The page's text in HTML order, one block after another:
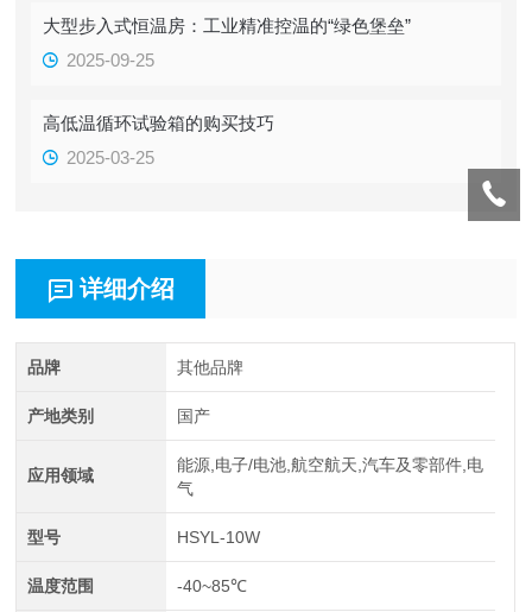
大型步入式恒温房：工业精准控温的“绿色堡垒”
2025-09-25
高低温循环试验箱的购买技巧
2025-03-25
详细介绍
品牌 其他品牌
产地类别 国产
应用领域
能源,电子/电池,航空航天,汽车及零部件,电
气
型号 HSYL-10W
温度范围 -40~85℃